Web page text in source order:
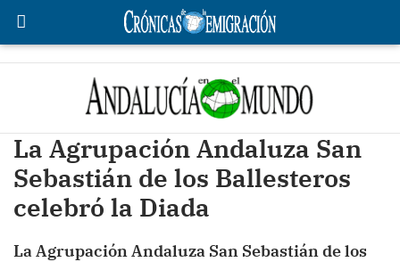
La Agrupación Andaluza San
Sebastián de los Ballesteros
celebró la Diada
La Agrupación Andaluza San Sebastián de los